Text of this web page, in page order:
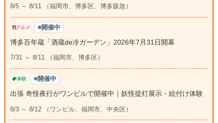
8/5 ～ 8/11 （福岡市、博多区、博多阪急）
グルメ 開催中
博多百年蔵「酒蔵de冷ガーデン」2026年7月31日開幕
7/31 ～ 8/11 （福岡市、博多区）
体験 開催中
出張 奇怪夜行がワンビルで開催中｜妖怪提灯展示・絵付け体験
8/3 ～ 8/12 （ワンビル、福岡市、中央区）